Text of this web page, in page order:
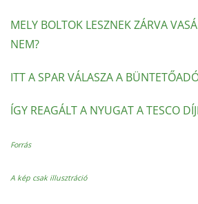
MELY BOLTOK LESZNEK ZÁRVA
NEM?
ITT A SPAR VÁLASZA A
ÍGY REAGÁLT A NYUGAT A TESCO
Forrás
A kép csak illusztráció